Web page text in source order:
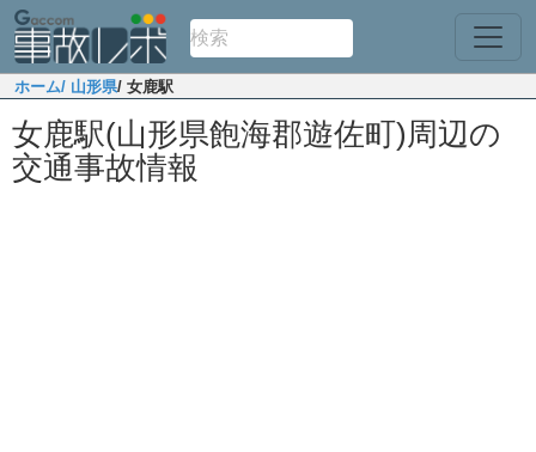
ホーム/ 山形県/ 女鹿駅
女鹿駅(山形県飽海郡遊佐町)周辺の
交通事故情報